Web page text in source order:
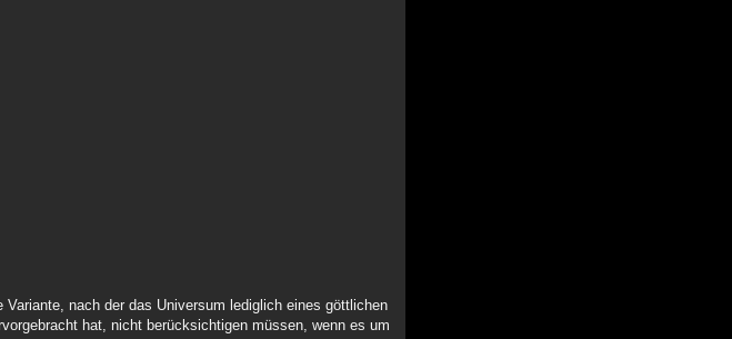
nach der das Universum lediglich eines göttlichen
hat, nicht berücksichtigen müssen, wenn es um